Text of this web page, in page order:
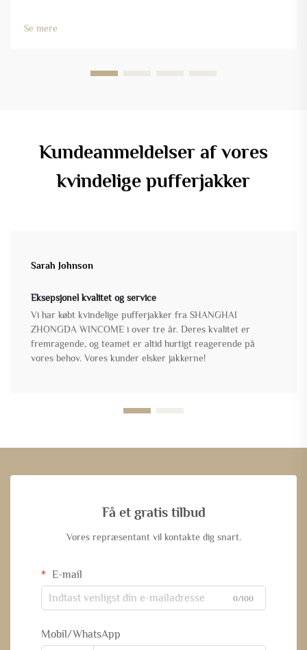
Se mere
Kundeanmeldelser af vores
kvindelige pufferjakker
Sarah Johnson
Eksepsjonel kvalitet og service
Vi har købt kvindelige pufferjakker fra SHANGHAI
ZHONGDA WINCOME i over tre år. Deres kvalitet er
fremragende, og teamet er altid hurtigt reagerende på
vores behov. Vores kunder elsker jakkerne!
Få et gratis tilbud
Vores repræsentant vil kontakte dig snart.
E-mail
0/100
Mobil/WhatsApp